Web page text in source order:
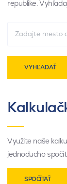
republike.
VYHĽADAŤ
Využite naše
jednoducho
SPOČÍTAŤ